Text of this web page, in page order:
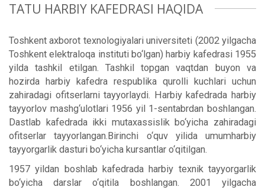
TATU HARBIY KAFEDRASI HAQIDA
Toshkent axborot texnologiyalari universiteti (2002 yilgacha
Toshkent elektraloqa instituti bo‘lgan) harbiy kafedrasi 1955
yilda tashkil etilgan. Tashkil topgan vaqtdan buyon va
hozirda harbiy kafedra respublika qurolli kuchlari uchun
zahiradagi ofitserlarni tayyorlaydi. Harbiy kafedrada harbiy
tayyorlov mashg‘ulotlari 1956 yil 1-sentabrdan boshlangan.
Dastlab kafedrada ikki mutaxassislik bo‘yicha zahiradagi
ofitserlar tayyorlangan.Birinchi o‘quv yilida umumharbiy
tayyorgarlik dasturi bo‘yicha kursantlar o‘qitilgan.
1957 yildan boshlab kafedrada harbiy texnik tayyorgarlik
bo‘yicha darslar o‘qitila boshlangan. 2001 yilgacha